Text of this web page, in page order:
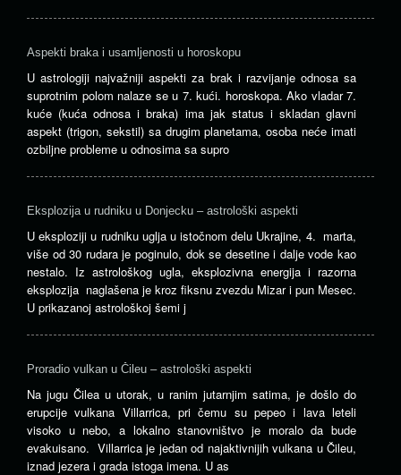
Aspekti braka i usamljenosti u horoskopu
U astrologiji najvažniji aspekti za brak i razvijanje odnosa sa
suprotnim polom nalaze se u 7. kući. horoskopa. Ako vladar 7.
kuće (kuća odnosa i braka) ima jak status i skladan glavni
aspekt (trigon, sekstil) sa drugim planetama, osoba neće imati
ozbiljne probleme u odnosima sa supro
Eksplozija u rudniku u Donjecku – astrološki aspekti
U eksploziji u rudniku uglja u istočnom delu Ukrajine, 4. marta,
više od 30 rudara je poginulo, dok se desetine i dalje vode kao
nestalo. Iz astrološkog ugla, eksplozivna energija i razorna
eksplozija naglašena je kroz fiksnu zvezdu Mizar i pun Mesec.
U prikazanoj astrološkoj šemi j
Proradio vulkan u Čileu – astrološki aspekti
Na jugu Čilea u utorak, u ranim jutarnjim satima, je došlo do
erupcije vulkana Villarrica, pri čemu su pepeo i lava leteli
visoko u nebo, a lokalno stanovništvo je moralo da bude
evakuisano. Villarrica je jedan od najaktivnijih vulkana u Čileu,
iznad jezera i grada istoga imena. U as